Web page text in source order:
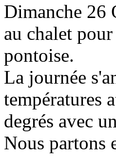
Dimanche 26
au chalet
pontoise.
La journée
températures
degrés avec
Nous partons